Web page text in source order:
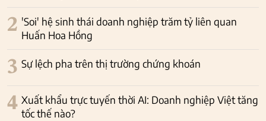
2 'Soi' hệ sinh thái doanh nghiệp trăm tỷ liên quan
Huấn Hoa Hồng
3 Sự lệch pha trên thị trường chứng khoán
4 Xuất khẩu trực tuyến thời AI: Doanh nghiệp Việt tăng
tốc thế nào?